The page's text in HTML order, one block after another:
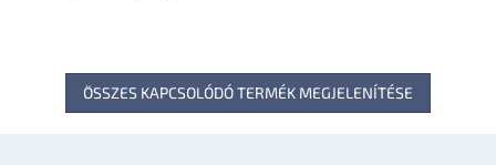
ÖSSZES KAPCSOLÓDÓ TERMÉK MEGJELENÍTÉSE